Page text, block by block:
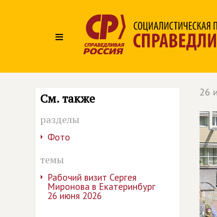
≡
См. также
разделы
Фото
темы
Рабочий визит Сергея
Миронова в Екатеринбург
26 июня 2026
26